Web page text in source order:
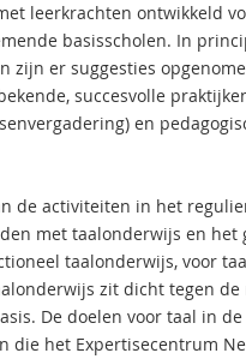
leerkrachten ontwikkeld
basisscholen. In
er suggesties
succesvolle
en
de activiteiten in het
met taalonderwijs en het
taalonderwijs, voor
zit dicht tegen
De doelen voor taal in
het Expertisecentrum